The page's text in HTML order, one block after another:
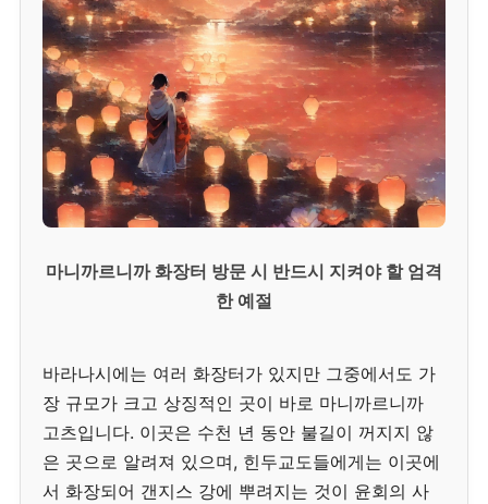
마니까르니까 화장터 방문 시 반드시 지켜야 할 엄격
한 예절
바라나시에는 여러 화장터가 있지만 그중에서도 가
장 규모가 크고 상징적인 곳이 바로 마니까르니까
고츠입니다. 이곳은 수천 년 동안 불길이 꺼지지 않
은 곳으로 알려져 있으며, 힌두교도들에게는 이곳에
서 화장되어 갠지스 강에 뿌려지는 것이 윤회의 사